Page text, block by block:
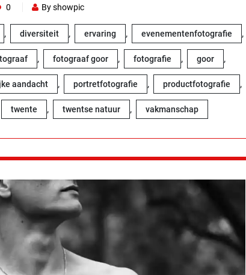
0 By showpic
, diversiteit , ervaring , evenementenfotografie ,
, fotograaf goor , fotografie , goor ,
aandacht , portretfotografie , productfotografie ,
twente , twentse natuur , vakmanschap